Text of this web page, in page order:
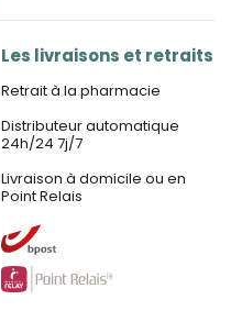
Les livraisons et retraits
Retrait à la pharmacie
Distributeur automatique
24h/24 7j/7
Livraison à domicile ou en
Point Relais